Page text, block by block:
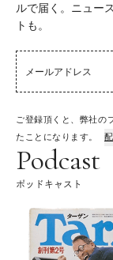
ルで届く。ニュー
トも。
ご登録頂くと、弊社の
たことになります。
Podcast
ポッドキャスト